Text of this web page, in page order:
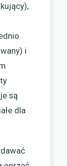
i
są
dla